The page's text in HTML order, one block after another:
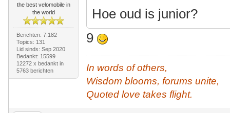
the best velomobile in
the world
Berichten: 7.182
Topics: 131
Lid sinds: Sep 2020
Bedankt: 15599
12272 x bedankt in
5763 berichten
Hoe oud is junior?
9
In words of others,
Wisdom blooms, forums unite,
Quoted love takes flight.